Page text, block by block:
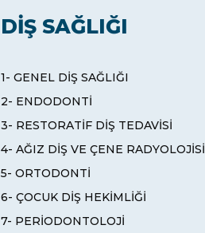
DİŞ SAĞLIĞI
1- GENEL DİŞ SAĞLIĞI
2- ENDODONTİ
3- RESTORATİF DİŞ TEDAVİSİ
4- AĞIZ DİŞ VE ÇENE RADYOLOJİSİ
5- ORTODONTİ
6- ÇOCUK DİŞ HEKİMLİĞİ
7- PERİODONTOLOJİ